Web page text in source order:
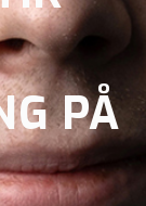
PÅ